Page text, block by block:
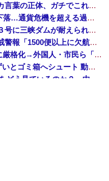
【悲報】 メディアが使う主語デカ言葉の正体、ガチでこれだったｗｗｗｗ
【韓国株】 7月のKOSPI 28.9％下落…通貨危機を超える過去最大の下げ幅
【ニュース】 中国政府「台風１３号に三峡ダムが耐えられない！全開放流しろ！」⇒ 下流域の街が壊滅状態ｗｗｗｗｗ
【速報】 中国、最高レベルの警戒警報「1500便以上に欠航・避難勧告が発令」
日本の永住権、年収要件が一気に厳格化→外国人・市民ら「差別だ！」と抗議
【X】 ロシア語女たこ焼きをまずいとゴミ箱へシュート 動画を公開